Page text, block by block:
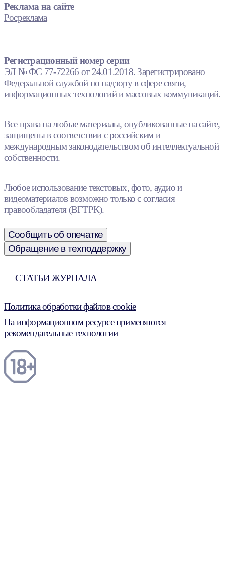
Реклама на сайте
Росреклама
Регистрационный номер серии
ЭЛ № ФС 77-72266 от 24.01.2018. Зарегистрировано
Федеральной службой по надзору в сфере связи,
информационных технологий и массовых коммуникаций.
Все права на любые материалы, опубликованные на сайте,
защищены в соответствии с российским и
международным законодательством об интеллектуальной
собственности.
Любое использование текстовых, фото, аудио и
видеоматериалов возможно только с согласия
правообладателя (ВГТРК).
Сообщить об опечатке
Обращение в техподдержку
СТАТЬИ ЖУРНАЛА
Политика обработки файлов cookie
На информационном ресурсе применяются
рекомендательные технологии